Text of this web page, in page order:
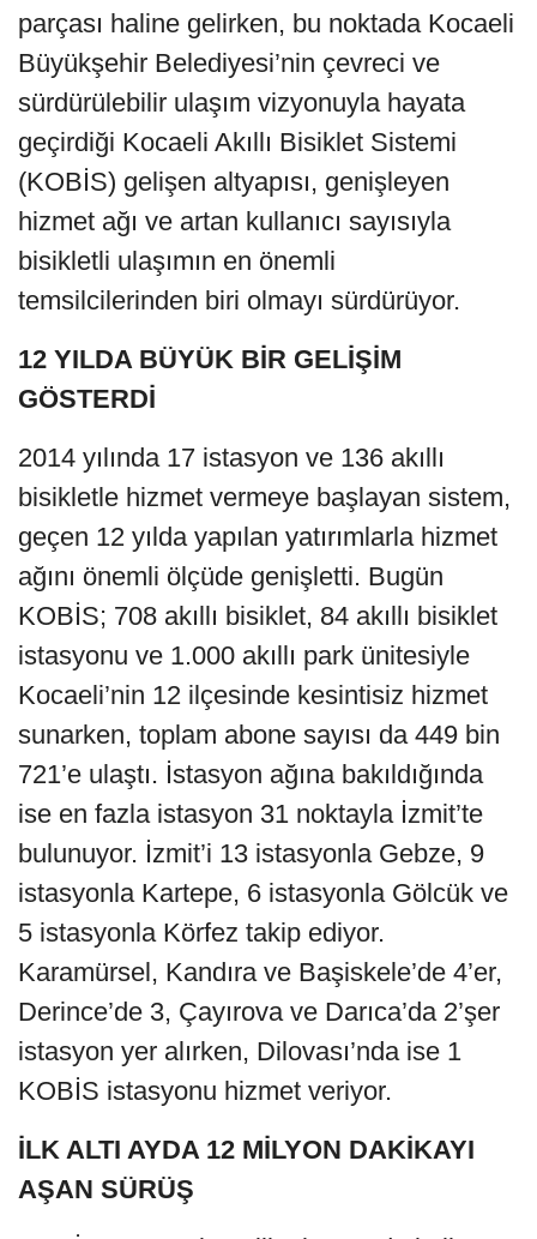
parçası haline gelirken, bu noktada Kocaeli
Büyükşehir Belediyesi’nin çevreci ve
sürdürülebilir ulaşım vizyonuyla hayata
geçirdiği Kocaeli Akıllı Bisiklet Sistemi
(KOBİS) gelişen altyapısı, genişleyen
hizmet ağı ve artan kullanıcı sayısıyla
bisikletli ulaşımın en önemli
temsilcilerinden biri olmayı sürdürüyor.
12 YILDA BÜYÜK BİR GELİŞİM
GÖSTERDİ
2014 yılında 17 istasyon ve 136 akıllı
bisikletle hizmet vermeye başlayan sistem,
geçen 12 yılda yapılan yatırımlarla hizmet
ağını önemli ölçüde genişletti. Bugün
KOBİS; 708 akıllı bisiklet, 84 akıllı bisiklet
istasyonu ve 1.000 akıllı park ünitesiyle
Kocaeli’nin 12 ilçesinde kesintisiz hizmet
sunarken, toplam abone sayısı da 449 bin
721’e ulaştı. İstasyon ağına bakıldığında
ise en fazla istasyon 31 noktayla İzmit’te
bulunuyor. İzmit’i 13 istasyonla Gebze, 9
istasyonla Kartepe, 6 istasyonla Gölcük ve
5 istasyonla Körfez takip ediyor.
Karamürsel, Kandıra ve Başiskele’de 4’er,
Derince’de 3, Çayırova ve Darıca’da 2’şer
istasyon yer alırken, Dilovası’nda ise 1
KOBİS istasyonu hizmet veriyor.
İLK ALTI AYDA 12 MİLYON DAKİKAYI
AŞAN SÜRÜŞ